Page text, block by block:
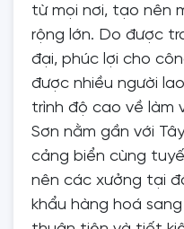
từ mọi nơi, tạo nên
rộng lớn. Do được
đại, phúc lợi cho
được nhiều người
trình độ cao về làm
Sơn nằm gần với
cảng biển cùng
nên các xưởng tại
khẩu hàng hoá